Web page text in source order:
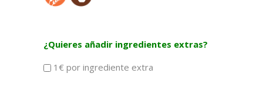
¿Quieres añadir ingredientes extras?
1€ por ingrediente extra